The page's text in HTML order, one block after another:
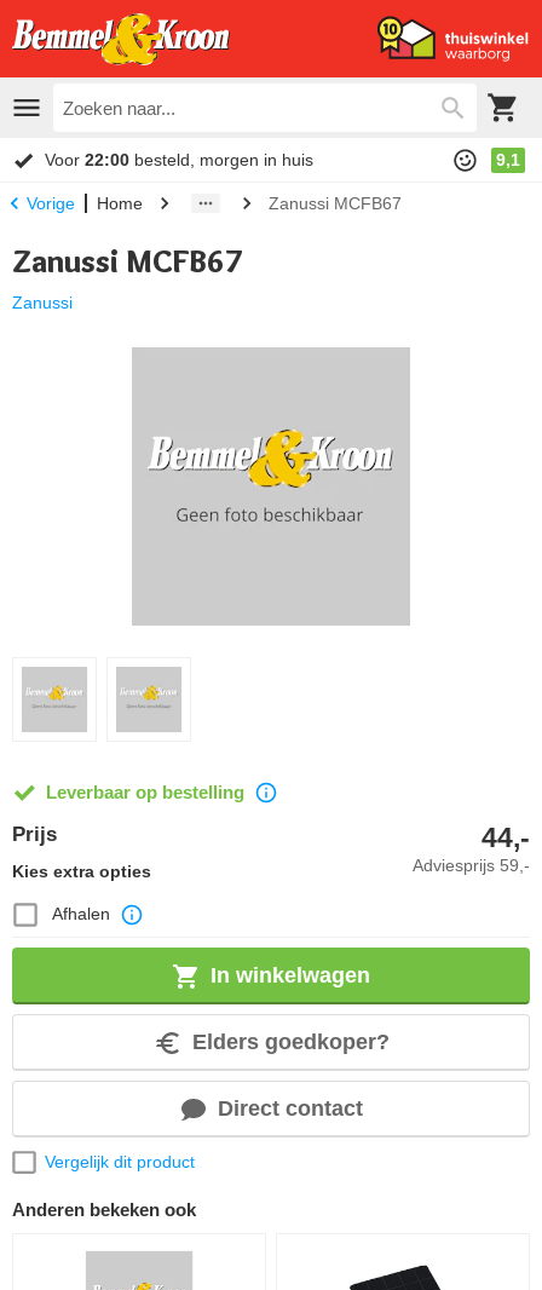
Voor 22:00 besteld, morgen in huis 9,1
Vorige Home Zanussi MCFB67
Zanussi MCFB67
Zanussi
Leverbaar op bestelling
Prijs
Adviesprijs 59,-
44,-
Kies extra opties
Afhalen
In winkelwagen
Elders goedkoper?
Direct contact
Vergelijk dit product
Anderen bekeken ook